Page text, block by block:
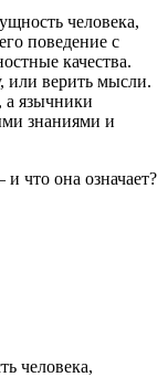
человека,
поведение с
качества.
или верить мысли.
язычники
знаниями и
что она означает?
человека,